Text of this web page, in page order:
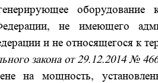
оборудование
не имеющего
и не относящегося к
закона от 29.12.2014 №
на мощность,